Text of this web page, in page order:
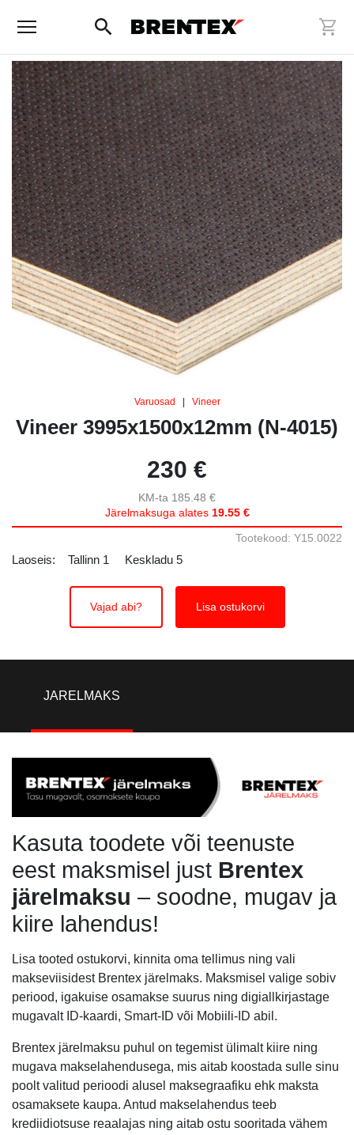
Varuosad Vineer
Vineer 3995x1500x12mm (N-4015)
230 €
KM-ta 185.48 €
Järelmaksuga alates 19.55 €
Tootekood: Y15.0022
Laoseis: Tallinn 1 Keskladu 5
Vajad abi? Lisa ostukorvi
JARELMAKS
Kasuta toodete või teenuste
eest maksmisel just Brentex
järelmaksu – soodne, mugav ja
kiire lahendus!
Lisa tooted ostukorvi, kinnita oma tellimus ning vali
makseviisidest Brentex järelmaks. Maksmisel valige sobiv
periood, igakuise osamakse suurus ning digiallkirjastage
mugavalt ID-kaardi, Smart-ID või Mobiili-ID abil.
Brentex järelmaksu puhul on tegemist ülimalt kiire ning
mugava makselahendusega, mis aitab koostada sulle sinu
poolt valitud perioodi alusel maksegraafiku ehk maksta
osamaksete kaupa. Antud makselahendus teeb
krediidiotsuse reaalajas ning aitab ostu sooritada vähem